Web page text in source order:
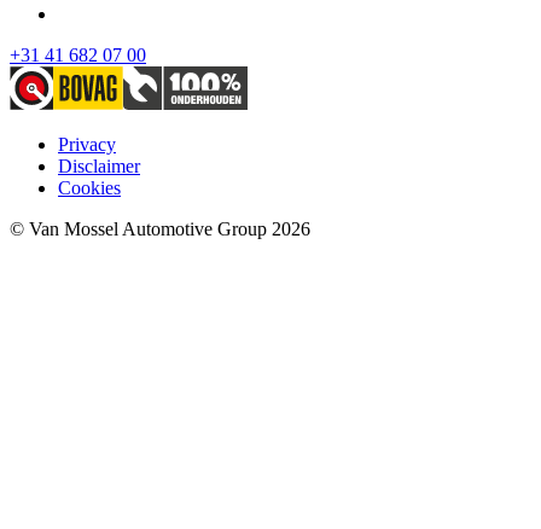
+31 41 682 07 00
Privacy
Disclaimer
Cookies
© Van Mossel Automotive Group 2026